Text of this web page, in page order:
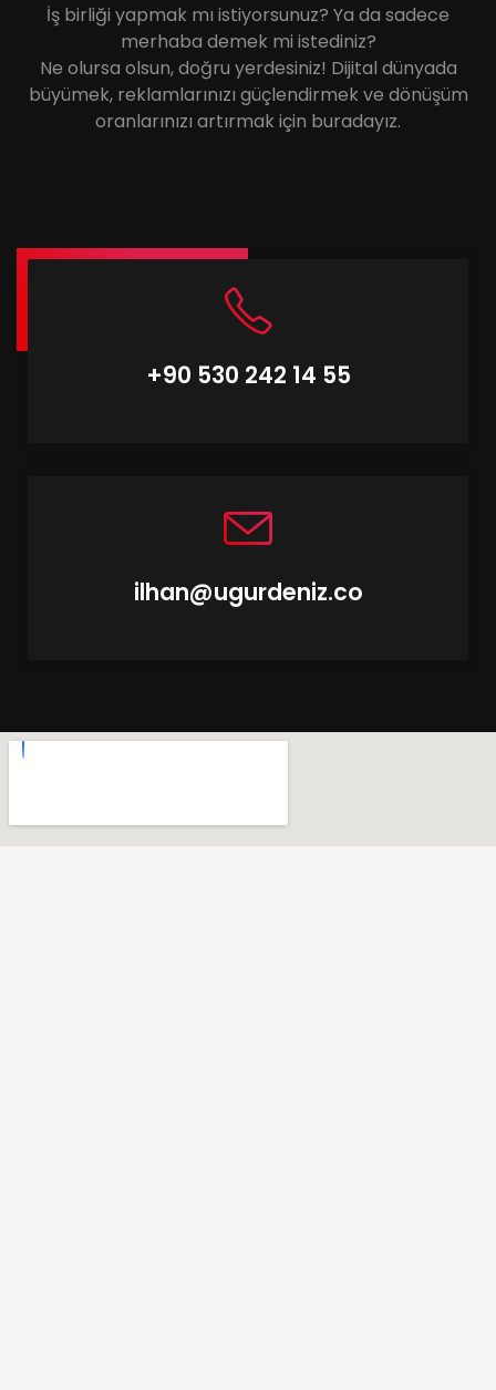
İş birliği yapmak mı istiyorsunuz? Ya da sadece
merhaba demek mi istediniz?
Ne olursa olsun, doğru yerdesiniz! Dijital dünyada
büyümek, reklamlarınızı güçlendirmek ve dönüşüm
oranlarınızı artırmak için buradayız.
+90 530 242 14 55
ilhan@ugurdeniz.co